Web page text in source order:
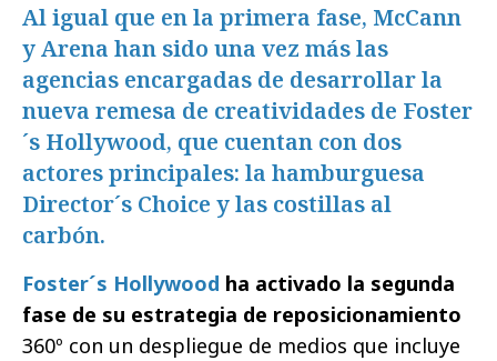
Al igual que en la primera fase, McCann
y Arena han sido una vez más las
agencias encargadas de desarrollar la
nueva remesa de creatividades de Foster
´s Hollywood, que cuentan con dos
actores principales: la hamburguesa
Director´s Choice y las costillas al
carbón.
Foster´s Hollywood ha activado la segunda
fase de su estrategia de reposicionamiento
360º con un despliegue de medios que incluye